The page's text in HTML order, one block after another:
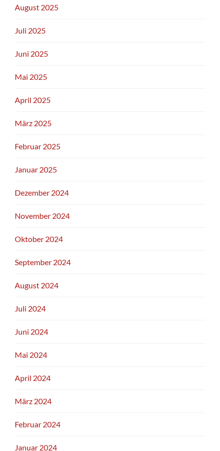
August 2025
Juli 2025
Juni 2025
Mai 2025
April 2025
März 2025
Februar 2025
Januar 2025
Dezember 2024
November 2024
Oktober 2024
September 2024
August 2024
Juli 2024
Juni 2024
Mai 2024
April 2024
März 2024
Februar 2024
Januar 2024